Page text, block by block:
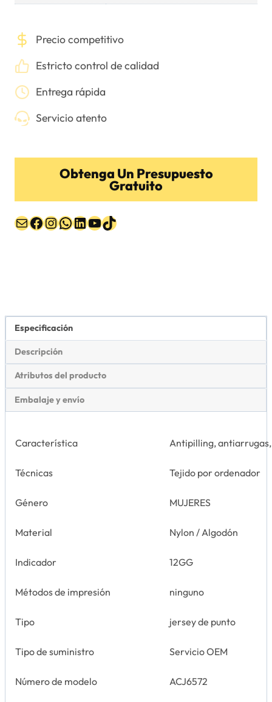
Precio competitivo
Estricto control de calidad
Entrega rápida
Servicio atento
Obtenga Un Presupuesto
Gratuito
Correo electrónico
Facebook
Instagram
WhatsApp
LinkedIn
YouTube
TikTok
Especificación
Descripción
Atributos del producto
Embalaje y envío
Característica Antipilling,
Técnicas Tejido por ordenador
Género MUJERES
Material Nylon / Algodón
Indicador 12GG
Métodos de impresión ninguno
Tipo jersey de punto
Tipo de suministro Servicio OEM
Número de modelo ACJ6572